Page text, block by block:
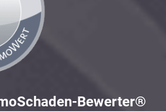
Bewerter®